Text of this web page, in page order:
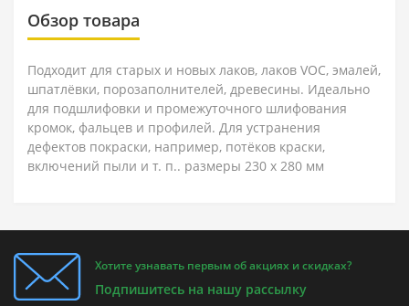
Обзор товара
Подходит для старых и новых лаков, лаков VOC, эмалей,
шпатлёвки, порозаполнителей, древесины. Идеально
для подшлифовки и промежуточного шлифования
кромок, фальцев и профилей. Для устранения
дефектов покраски, например, потёков краски,
включений пыли и т. п.. размеры 230 x 280 мм
Хотите узнавать первым об акциях и скидках?
Подпишитесь на нашу рассылку